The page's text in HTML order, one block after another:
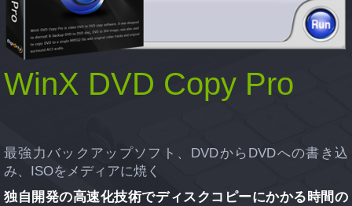
WinX DVD Copy Pro
最強力バックアップソフト、DVDからDVDへの書き込
み、ISOをメディアに焼く
独自開発の高速化技術でディスクコピーにかかる時間の